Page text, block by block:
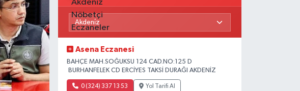
Asena Eczanesi
BAHÇE MAH.SOĞUKSU 124 CAD.NO:125 D
BURHANFELEK CD ERCİYES TAKSİ DURAĞI AKDENİZ
0 (324) 337 13 53 Yol Tarifi Al